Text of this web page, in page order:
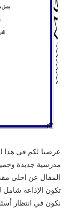
عرضنا لكم في هذا
مدرسية جديدة
المقال عن احلى
تكون الإذاعة شامل
نكون في انتظار